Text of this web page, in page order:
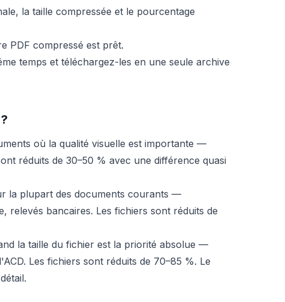
la taille compressée et le pourcentage
PDF compressé est prêt.
temps et téléchargez-les en une seule archive
où la qualité visuelle est importante —
réduits de 30–50 % avec une différence quasi
la plupart des documents courants —
relevés bancaires. Les fichiers sont réduits de
la taille du fichier est la priorité absolue —
Les fichiers sont réduits de 70–85 %. Le